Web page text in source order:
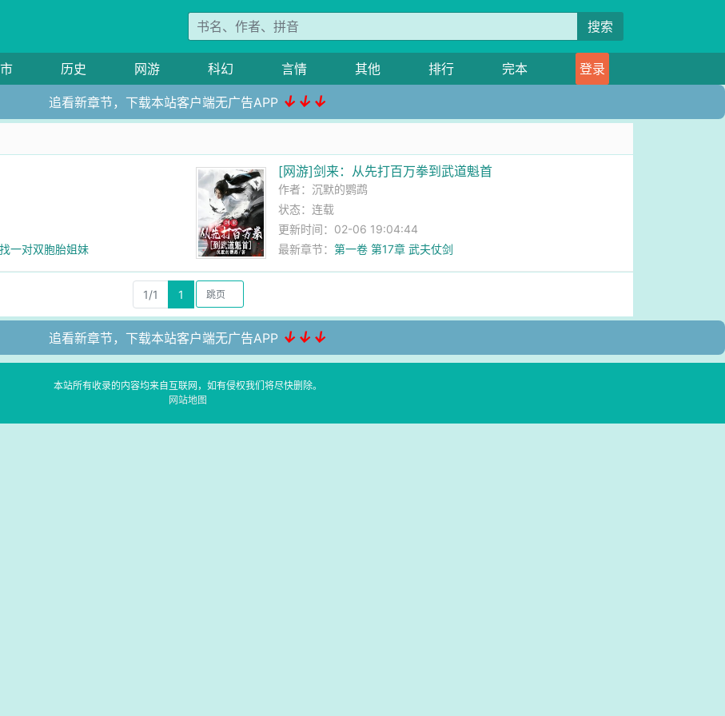
搜索
历史 网游 科幻 言情 其他 排行 完本 登录
追看新章节，下载本站客户端无广告APP ↓↓↓
一对双胞胎姐妹
[网游]剑来：从先打百万拳到武道魁首
作者： 沉默的鹦鹉
状态：连载
更新时间：02-06 19:04:44
最新章节： 第一卷 第17章 武夫仗剑
1/1 1
追看新章节，下载本站客户端无广告APP ↓↓↓
本站所有收录的内容均来自互联网，如有侵权我们将尽快删除。
网站地图